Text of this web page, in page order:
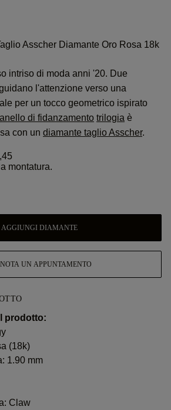
Asscher Diamante Oro Rosa 18k
intriso di moda anni '20. Due
l'attenzione verso una
per un tocco geometrico ispirato
anello di fidanzamento trilogia è
con un diamante taglio Asscher.
montatura.
AGGIUNGI DIAMANTE
UN APPUNTAMENTO
prodotto:
(18k)
1.90 mm
Claw